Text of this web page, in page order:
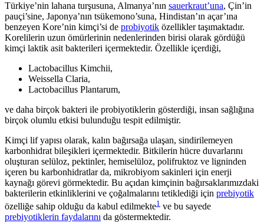
Türkiye’nin lahana turşusuna, Almanya’nın sauerkraut’una, Çin’in
pauçi’sine, Japonya’nın tsükemono’suna, Hindistan’ın açar’ına
benzeyen Kore’nin kimçi’si de probiyotik özellikler taşımaktadır.
Korelilerin uzun ömürlerinin nedenlerinden birisi olarak gördüğü
kimçi laktik asit bakterileri içermektedir. Özellikle içerdiği,
Lactobacillus Kimchii,
Weissella Claria,
Lactobacillus Plantarum,
ve daha birçok bakteri ile probiyotiklerin gösterdiği, insan sağlığına
birçok olumlu etkisi bulunduğu tespit edilmiştir.
Kimçi lif yapısı olarak, kalın bağırsağa ulaşan, sindirilemeyen
karbonhidrat bileşikleri içermektedir. Bitkilerin hücre duvarlarını
oluşturan selüloz, pektinler, hemiselüloz, polifruktoz ve ligninden
içeren bu karbonhidratlar da, mikrobiyom sakinleri için enerji
kaynağı görevi görmektedir. Bu açıdan kimçinin bağırsaklarımızdaki
bakterilerin etkinliklerini ve çoğalmalarını tetiklediği için prebiyotik
özelliğe sahip olduğu da kabul edilmekte1 ve bu sayede
prebiyotiklerin faydalarını da göstermektedir.